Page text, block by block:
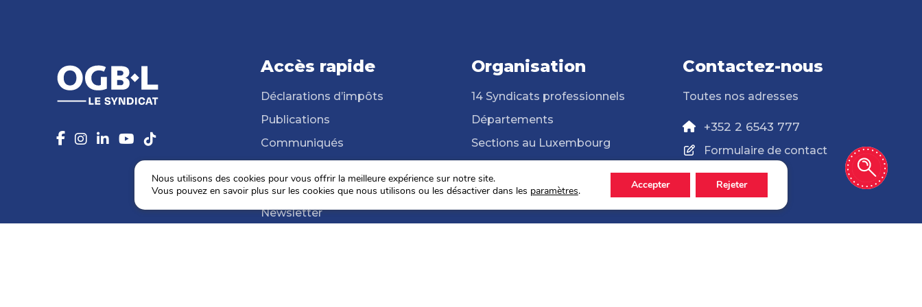
Accès rapide
Déclarations d’impôts
Publications
Communiqués
Médiathèque
Newsletter
Organisation
14 Syndicats professionnels
Départements
Sections au Luxembourg
ONG Solidarité Syndicale
Contactez-nous
Toutes nos adresses
+352 2 6543 777
Formulaire de contact
Nous utilisons des cookies pour vous offrir la meilleure expérience sur notre site.
Vous pouvez en savoir plus sur les cookies que nous utilisons ou les désactiver dans les paramètres. Accepter Rejeter